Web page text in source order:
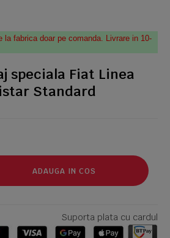
la fabrica doar pe comanda. Livrare in 10-
speciala Fiat Linea
Standard
ADAUGA IN COS
Suporta plata cu cardul